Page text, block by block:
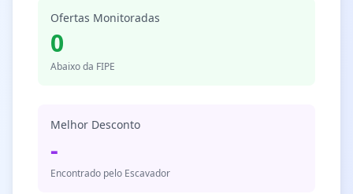
Ofertas Monitoradas
0
Abaixo da FIPE
Melhor Desconto
-
Encontrado pelo Escavador